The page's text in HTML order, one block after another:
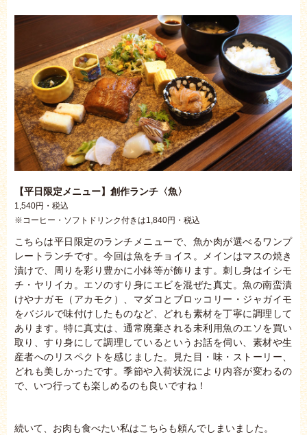
【平日限定メニュー】創作ランチ〈魚〉
1,540円・税込
※コーヒー・ソフトドリンク付きは1,840円・税込
こちらは平日限定のランチメニューで、魚か肉が選べるワンプ
レートランチです。今回は魚をチョイス。メインはマスの焼き
漬けで、周りを彩り豊かに小鉢等が飾ります。刺し身はイシモ
チ・ヤリイカ。エソのすり身にエビを混ぜた真丈。魚の南蛮漬
けやナガモ（アカモク）、マダコとブロッコリー・ジャガイモ
をバジルで味付けしたものなど、どれも素材を丁寧に調理して
あります。特に真丈は、通常廃棄される未利用魚のエソを買い
取り、すり身にして調理しているというお話を伺い、素材や生
産者へのリスペクトを感じました。見た目・味・ストーリー、
どれも美しかったです。季節や入荷状況により内容が変わるの
で、いつ行っても楽しめるのも良いですね！
続いて、お肉も食べたい私はこちらも頼んでしまいました。